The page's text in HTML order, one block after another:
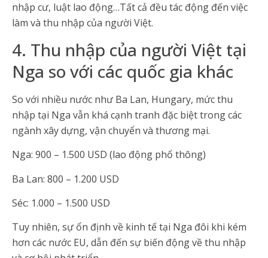
nhập cư, luật lao động…Tất cả đều tác động đến việc
làm và thu nhập của người Việt.
4. Thu nhập của người Việt tại
Nga so với các quốc gia khác
So với nhiều nước như Ba Lan, Hungary, mức thu
nhập tại Nga vẫn khá cạnh tranh đặc biệt trong các
ngành xây dựng, vận chuyển và thương mại.
Nga: 900 – 1.500 USD (lao động phổ thông)
Ba Lan: 800 – 1.200 USD
Séc: 1.000 – 1.500 USD
Tuy nhiên, sự ổn định về kinh tế tại Nga đôi khi kém
hơn các nước EU, dẫn đến sự biến động về thu nhập